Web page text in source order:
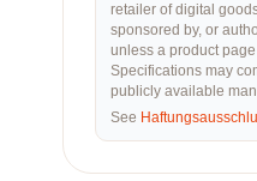
retailer of digital
sponsored by, or
unless a product
Specifications may
publicly available
See